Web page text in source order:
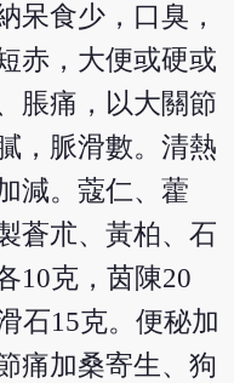
呆食少，口臭，
赤，大便或硬或
脹痛，以大關節
，脈滑數。清熱
減。蔻仁、藿
蒼朮、黃柏、石
10克，茵陳20
石15克。便秘加
痛加桑寄生、狗